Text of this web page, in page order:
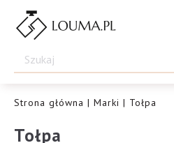
Przejdź
Strona główna | Marki | Tołpa
Tołpa